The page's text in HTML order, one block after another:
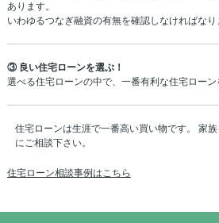
あります。
いわゆるつなぎ融資の有無を確認しなければなり
③ 良い住宅ローンを選ぶ！
選べる住宅ローンの中で、一番有利な住宅ローン
住宅ローンは生涯で一番高い買い物です。 家
にご相談下さい。
住宅ローン相談事例はこちら